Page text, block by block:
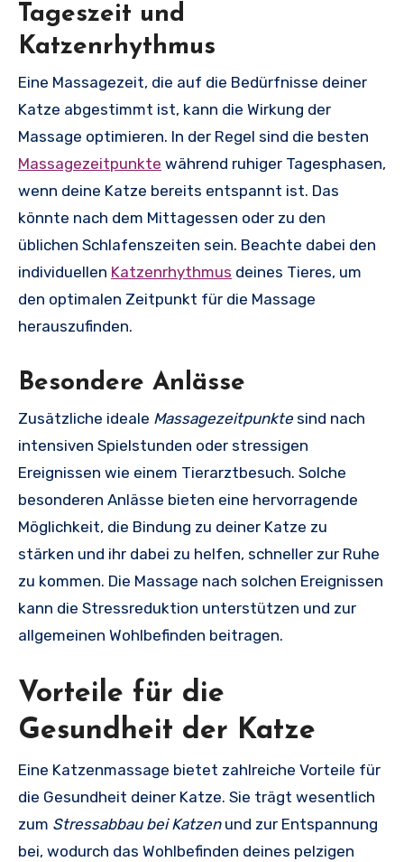
Tageszeit und
Katzenrhythmus
Eine Massagezeit, die auf die Bedürfnisse deiner
Katze abgestimmt ist, kann die Wirkung der
Massage optimieren. In der Regel sind die besten
Massagezeitpunkte während ruhiger Tagesphasen,
wenn deine Katze bereits entspannt ist. Das
könnte nach dem Mittagessen oder zu den
üblichen Schlafenszeiten sein. Beachte dabei den
individuellen Katzenrhythmus deines Tieres, um
den optimalen Zeitpunkt für die Massage
herauszufinden.
Besondere Anlässe
Zusätzliche ideale Massagezeitpunkte sind nach
intensiven Spielstunden oder stressigen
Ereignissen wie einem Tierarztbesuch. Solche
besonderen Anlässe bieten eine hervorragende
Möglichkeit, die Bindung zu deiner Katze zu
stärken und ihr dabei zu helfen, schneller zur Ruhe
zu kommen. Die Massage nach solchen Ereignissen
kann die Stressreduktion unterstützen und zur
allgemeinen Wohlbefinden beitragen.
Vorteile für die
Gesundheit der Katze
Eine Katzenmassage bietet zahlreiche Vorteile für
die Gesundheit deiner Katze. Sie trägt wesentlich
zum Stressabbau bei Katzenund zur Entspannung
bei, wodurch das Wohlbefinden deines pelzigen